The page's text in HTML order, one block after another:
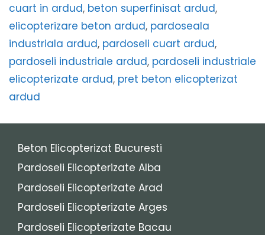
cuart in ardud, beton superfinisat ardud,
elicopterizare beton ardud, pardoseala
industriala ardud, pardoseli cuart ardud,
pardoseli industriale ardud, pardoseli industriale
elicopterizate ardud, pret beton elicopterizat
ardud
Beton Elicopterizat Bucuresti
Pardoseli Elicopterizate Alba
Pardoseli Elicopterizate Arad
Pardoseli Elicopterizate Arges
Pardoseli Elicopterizate Bacau